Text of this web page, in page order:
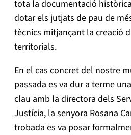
tota la documentació
dotar els jutjats de pau de
tècnics mitjançant la creació
territorials.
En el cas concret del nostre
passada es va dur a terme
clau amb la directora dels
Justícia, la senyora Rosana
trobada es va posar